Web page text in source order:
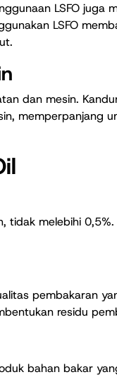
LSFO juga
LSFO
dan mesin.
memperpanjang
tidak melebihi
pembakaran
residu
bahan bakar